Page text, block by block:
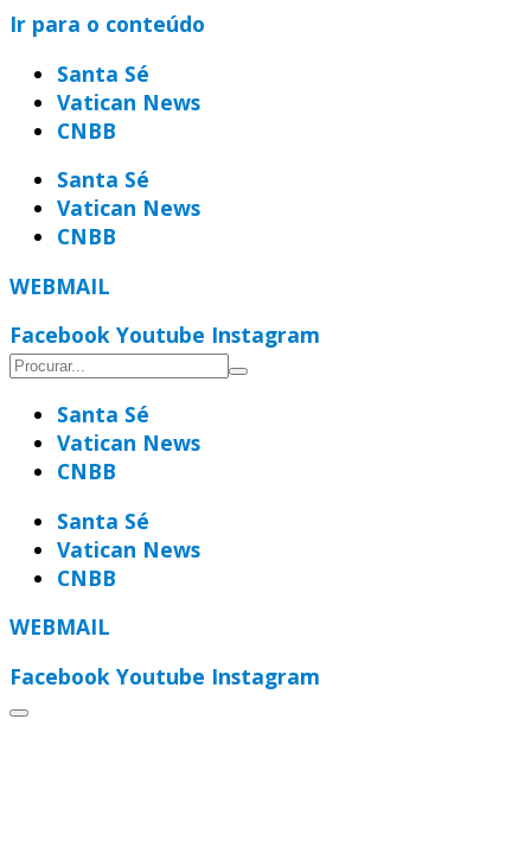
Ir para o conteúdo
Santa Sé
Vatican News
CNBB
Santa Sé
Vatican News
CNBB
WEBMAIL
Facebook Youtube Instagram
Santa Sé
Vatican News
CNBB
Santa Sé
Vatican News
CNBB
WEBMAIL
Facebook Youtube Instagram